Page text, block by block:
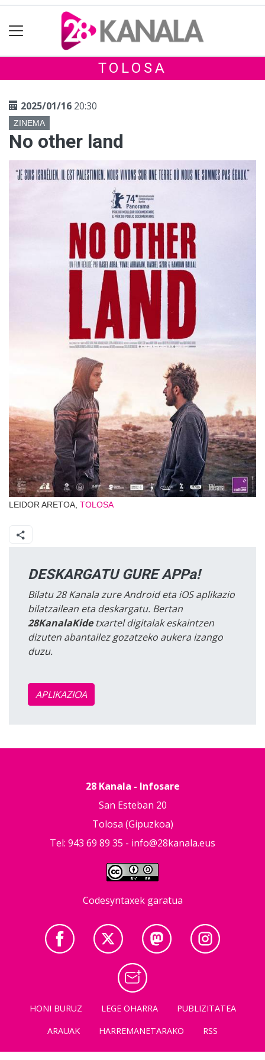
TOLOSA
2025/01/16 20:30
ZINEMA
No other land
LEIDOR ARETOA, TOLOSA
DESKARGATU GURE APPa!
Bilatu 28 Kanala zure Android eta iOS aplikazio
bilatzailean eta deskargatu. Bertan
28KanalaKidetxartel digitalak eskaintzen
dizuten abantailez gozatzeko aukera izango
duzu.
APLIKAZIOA
28 Kanala - Infosare
San Esteban 20
Tolosa (Gipuzkoa)
Tel: 943 69 89 35 - info@28kanala.eus
Codesyntaxek garatua
HONI BURUZ LEGE OHARRA
PUBLIZITATEA
ARAUAK
HARREMANETARAKO RSS